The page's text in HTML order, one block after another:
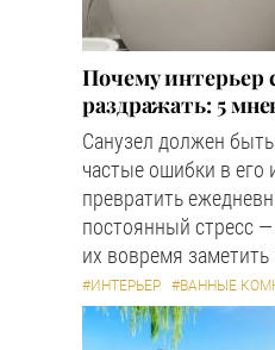
Почему интерьер
раздражать: 5
Санузел должен
частые ошибки в его
превратить
постоянный стресс
их вовремя заметить
#ИНТЕРЬЕР #ВАННЫЕ